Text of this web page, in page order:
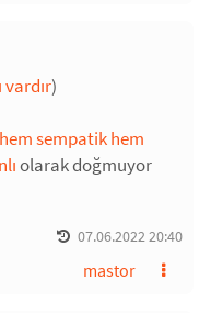
vardır)
hem sempatik hem
olarak doğmuyor
07.06.2022 20:40
mastor